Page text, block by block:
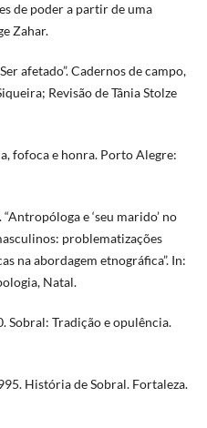
de poder a partir de uma
Zahar.
afetado”. Cadernos de campo,
Revisão de Tânia Stolze
fofoca e honra. Porto Alegre:
e ‘seu marido’ no
problematizações
na abordagem etnográfica”. In:
Natal.
Sobral: Tradição e opulência.
História de Sobral. Fortaleza.